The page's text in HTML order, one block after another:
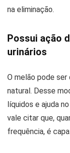
na eliminação.
Possui ação
urinários
O melão pode
natural. Desse
líquidos e ajuda
vale citar que,
frequência, é